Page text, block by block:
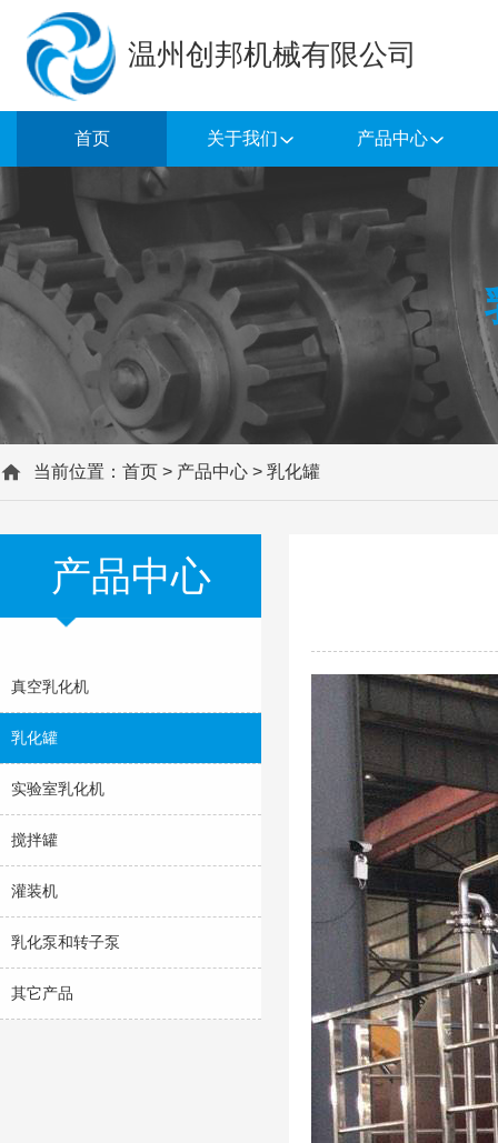
温州创邦机械有限公司
首页 关于我们 产品中心
当前位置： 首页 > 产品中心 > 乳化罐
产品中心
真空乳化机
乳化罐
实验室乳化机
搅拌罐
灌装机
乳化泵和转子泵
其它产品